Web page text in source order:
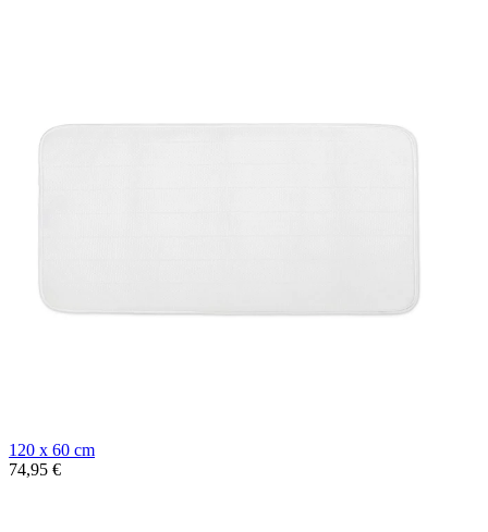
120 x 60 cm
74,95 €